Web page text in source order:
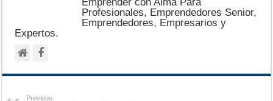
Profesionales, Emprendedores Senior,
Emprendedores, Empresarios y
Expertos.
Previous